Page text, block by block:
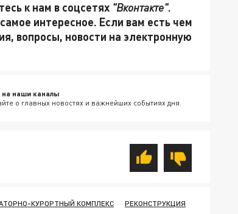
к нам в соцсетях "Вконтакте".
интересное. Если вам есть чем
вопросы, новости на электронную
на наши каналы
о главных новостях и важнейших событиях дня.
КУРОРТНЫЙ КОМПЛЕКС
РЕКОНСТРУКЦИЯ